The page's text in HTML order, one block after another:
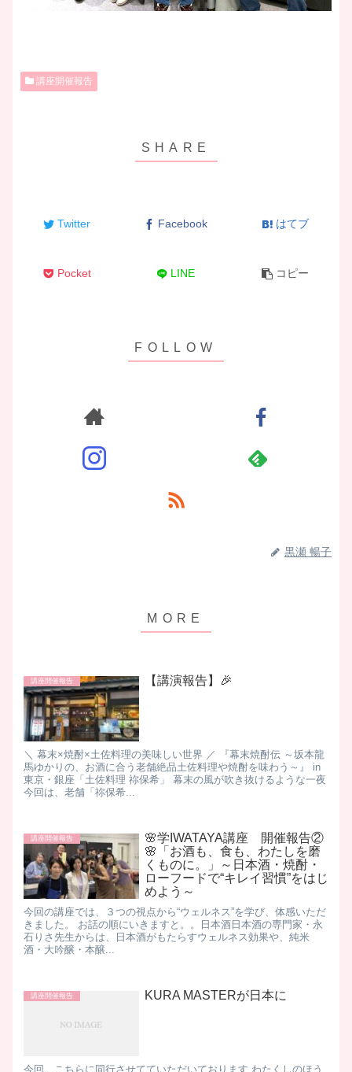
講座開催報告
Twitter Facebook はてブ
Pocket LINE コピー
黒瀬 暢子
講座開催報告 【講演報告】🎉
＼ 幕末×焼酎×土佐料理の美味しい世界 ／ 『幕末焼酎伝 ～坂本龍
馬ゆかりの、お酒に合う老舗絶品土佐料理や焼酎を味わう～』 in
東京・銀座「土佐料理 祢保希」 幕末の風が吹き抜けるような一夜
今回は、老舗「祢保希...
講座開催報告
🌸学IWATAYA講座 開催報告②
🌸「お酒も、食も、わたしを磨
くものに。」～日本酒・焼酎・
ローフードで“キレイ習慣”をはじ
めよう～
今回の講座では、３つの視点から“ウェルネス”を学び、体感いただ
きました。 お話の順にいきますと。。 ​ 日本酒 ​ 日本酒の専門家・永
石りさ先生からは、日本酒がもたらすウェルネス効果や、純米
酒・大吟醸・本醸...
講座開催報告 KURA MASTERが日本に
今回、こちらに同行させてていただいております わたくしのほう